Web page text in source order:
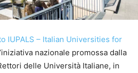
IUPALS – Italian Universities for
nazionale promossa dalla
delle Università Italiane, in